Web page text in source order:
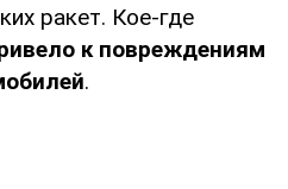
ракет. Кое-где
к повреждениям
.